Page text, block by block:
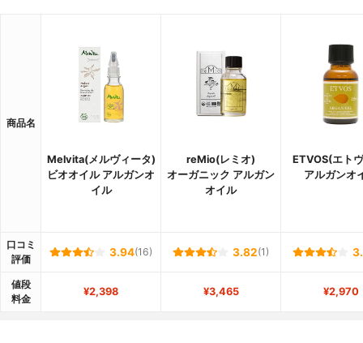
商品名
Melvita(メルヴィータ)
ビオオイル アルガンオ
イル
reMio(レミオ)
オーガニック アルガン
オイル
ETVOS(エト
アルガンオ
口コミ
評価
3.94(16) 3.82(1)
値段
料金
¥2,398 ¥3,465 ¥2,970